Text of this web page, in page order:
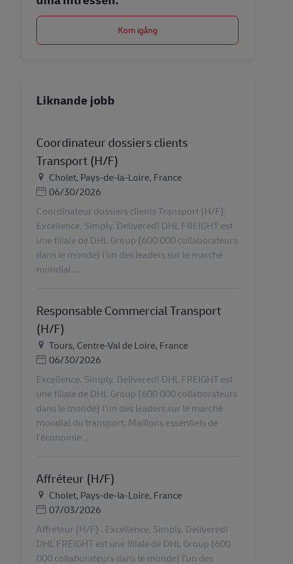
Kom igång
Liknande jobb
Coordinateur dossiers clients
Transport (H/F)
PlatsCholet, Pays-de-la-Loire, France
Posted Date
06/30/2026
Coordinateur dossiers clients Transport (H/F).
Excellence. Simply. Delivered! DHL FREIGHT est
une filiale de DHL Group (600 000 collaborateurs
dans le monde) l’un des leaders sur le marché
mondial ...
Responsable Commercial Transport
(H/F)
PlatsTours, Centre-Val de Loire, France
Posted Date
06/30/2026
Excellence. Simply. Delivered! DHL FREIGHT est
une filiale de DHL Group (600 000 collaborateurs
dans le monde) l’un des leaders sur le marché
mondial du transport. Maillons essentiels de
l’économie...
Affréteur (H/F)
PlatsCholet, Pays-de-la-Loire, France
Posted Date
07/03/2026
Affréteur (H/F) . Excellence. Simply. Delivered!
DHL FREIGHT est une filiale de DHL Group (600
000 collaborateurs dans le monde) l'un des